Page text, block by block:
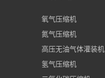
氧气压缩机
氮气压缩机
高压无油气体灌装机
氢气压缩机